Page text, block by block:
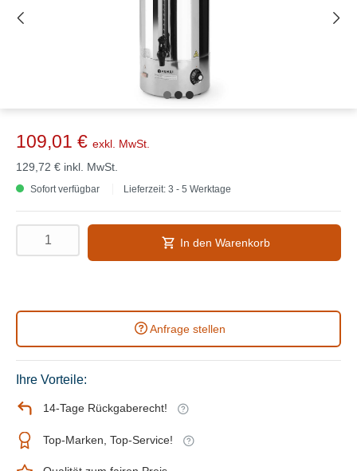
109,01 € exkl. MwSt.
129,72 € inkl. MwSt.
Sofort verfügbar Lieferzeit: 3 - 5 Werktage
In den Warenkorb
Anfrage stellen
Ihre Vorteile:
14-Tage Rückgaberecht!
Top-Marken, Top-Service!